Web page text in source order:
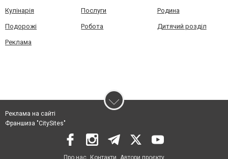
Кулінарія Послуги Родина
Подорожі Робота Дитячий розділ
Реклама
Реклама на сайті
Франшиза "CitySites"